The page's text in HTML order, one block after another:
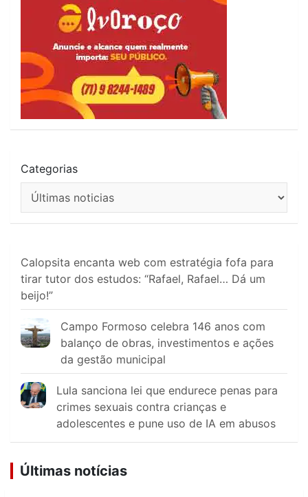
Categorias
Calopsita encanta web com estratégia fofa para
tirar tutor dos estudos: “Rafael, Rafael… Dá um
beijo!”
Campo Formoso celebra 146 anos com
balanço de obras, investimentos e ações
da gestão municipal
Lula sanciona lei que endurece penas para
crimes sexuais contra crianças e
adolescentes e pune uso de IA em abusos
Últimas notícias